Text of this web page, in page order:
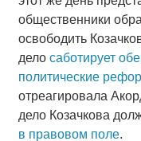
общественники
освободить
дело саботирует
политические
отреагировала
дело Козачкова
в правовом поле.